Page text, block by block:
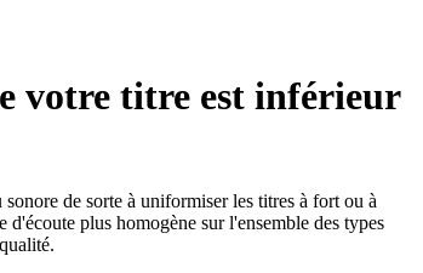
votre titre est inférieur
de sorte à uniformiser les titres à fort ou à
plus homogène sur l'ensemble des types